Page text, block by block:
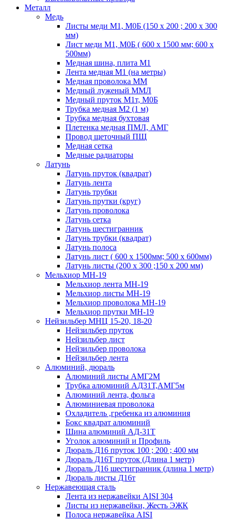
Металл
Медь
Листы меди М1, М0Б (150 х 200 ; 200 х 300
мм)
Лист меди М1, М0Б ( 600 х 1500 мм; 600 х
500мм)
Медная шина, плита М1
Лента медная М1 (на метры)
Медная проволока ММ
Медный луженый ММЛ
Медный пруток М1т, М0Б
Трубка медная М2 (1 м)
Трубка медная бухтовая
Плетенка медная ПМЛ, АМГ
Провод щеточный ПЩ
Медная сетка
Медные радиаторы
Латунь
Латунь пруток (квадрат)
Латунь лента
Латунь трубки
Латунь прутки (круг)
Латунь проволока
Латунь сетка
Латунь шестигранник
Латунь трубки (квадрат)
Латунь полоса
Латунь лист ( 600 х 1500мм; 500 х 600мм)
Латунь листы (200 х 300 ;150 х 200 мм)
Мельхиор МН-19
Мельхиор лента МН-19
Мельхиор листы МН-19
Мельхиор проволока МН-19
Мельхиор прутки МН-19
Нейзильбер МНЦ 15-20, 18-20
Нейзильбер пруток
Нейзильбер лист
Нейзильбер проволока
Нейзильбер лента
Алюминий, дюраль
Алюминий листы АМГ2М
Трубка алюминий АД31Т,АМГ5м
Алюминий лента, фольга
Алюминиевая проволока
Охладитель ,гребенка из алюминия
Бокс квадрат алюминий
Шина алюминий АД-31Т
Уголок алюминий и Профиль
Дюраль Д16 пруток 100 ; 200 ; 400 мм
Дюраль Д16Т пруток (Длина 1 метр)
Дюраль Д16 шестигранник (длина 1 метр)
Дюраль листы Д16т
Нержавеющая сталь
Лента из нержавейки AISI 304
Листы из нержавейки, Жесть ЭЖК
Полоса нержавейка АISI